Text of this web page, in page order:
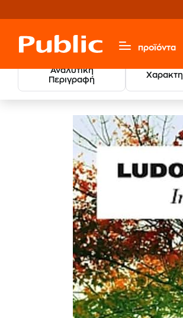
προϊόντα
Αναλυτική
Περιγραφή
Μουσική, Ταινίες & Εισιτήρια